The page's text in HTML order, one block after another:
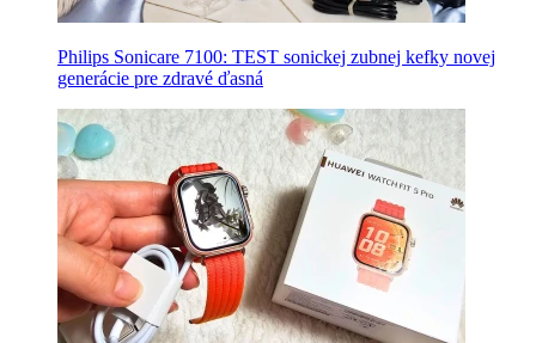
Philips Sonicare 7100: TEST sonickej zubnej kefky novej
generácie pre zdravé ďasná